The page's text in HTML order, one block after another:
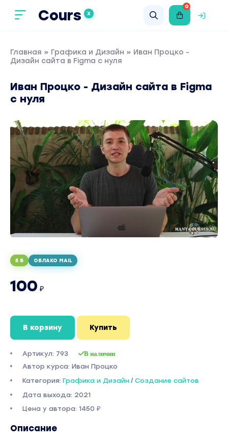
Cours X
0
Главная » Графика и Дизайн » Иван Процко -
Дизайн сайта в Figma с нуля
Иван Процко - Дизайн сайта в Figma
с нуля
5 Б ОБЛАКО MAIL
100 ₽
В корзину Купить
Артикул: 793 В наличии
Автор курса: Иван Процко
Категория: Графика и Дизайн / Создание сайтов
Дата выхода: 2021
Цена у автора: 1450 ₽
Описание